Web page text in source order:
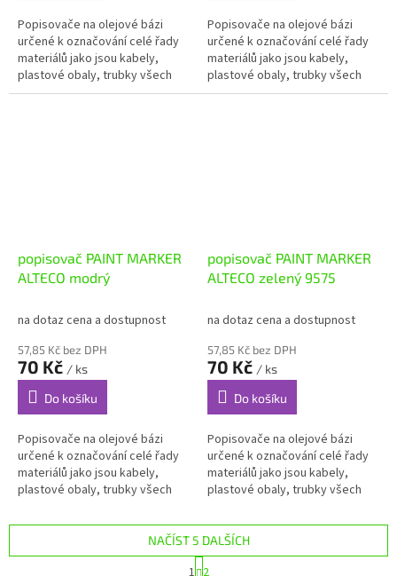
Popisovače na olejové bázi
určené k označování celé řady
materiálů jako jsou kabely,
plastové obaly, trubky všech
materiálů, skleněné výrobky,
Popisovače na olejové bázi
určené k označování celé řady
materiálů jako jsou kabely,
plastové obaly, trubky všech
materiálů, skleněné výrobky,
popisovač PAINT MARKER
ALTECO modrý
na dotaz cena a dostupnost
57,85 Kč bez DPH
70 Kč / ks
Do košíku
Popisovače na olejové bázi
určené k označování celé řady
materiálů jako jsou kabely,
plastové obaly, trubky všech
gumové a kovové součásti,...
popisovač PAINT MARKER
ALTECO zelený 9575
na dotaz cena a dostupnost
57,85 Kč bez DPH
70 Kč / ks
Do košíku
Popisovače na olejové bázi
určené k označování celé řady
materiálů jako jsou kabely,
plastové obaly, trubky všech
gumové a kovové součásti,...
NAČÍST 5 DALŠÍCH
1 2